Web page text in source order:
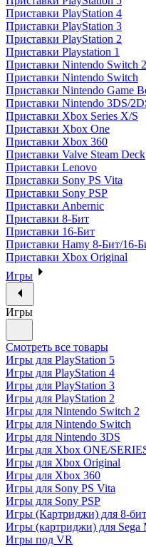
Приставки PlayStation 4
Приставки PlayStation 3
Приставки PlayStation 2
Приставки Playstation 1
Приставки Nintendo Switch 2
Приставки Nintendo Switch
Приставки Nintendo Game
Приставки Nintendo 3DS/
Приставки Xbox Series X/S
Приставки Xbox One
Приставки Xbox 360
Приставки Valve Steam Deck
Приставки Lenovo
Приставки Sony PS Vita
Приставки Sony PSP
Приставки Anbernic
Приставки 8-Бит
Приставки 16-Бит
Приставки Hamy 8-Бит/16-
Приставки Xbox Original
Игры
Игры
Смотреть все товары
Игры для PlayStation 5
Игры для PlayStation 4
Игры для PlayStation 3
Игры для PlayStation 2
Игры для Nintendo Switch 2
Игры для Nintendo Switch
Игры для Nintendo 3DS
Игры для Xbox ONE/
Игры для Xbox Original
Игры для Xbox 360
Игры для Sony PS Vita
Игры для Sony PSP
Игры (Картриджи) для 8-бит
Игры (картриджи) для Sega
Игры под VR